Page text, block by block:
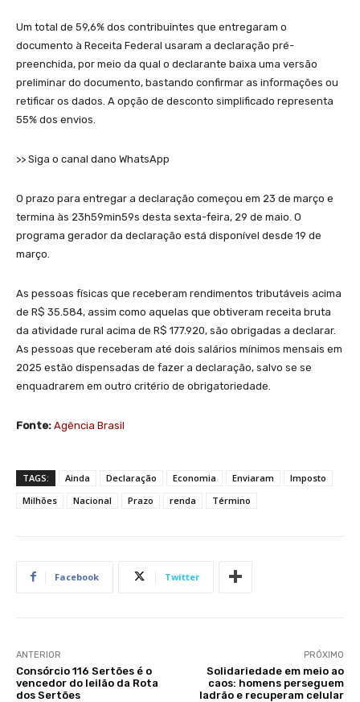
Um total de 59,6% dos contribuintes que entregaram o
documento à Receita Federal usaram a declaração pré-
preenchida, por meio da qual o declarante baixa uma versão
preliminar do documento, bastando confirmar as informações ou
retificar os dados. A opção de desconto simplificado representa
55% dos envios.
>> Siga o canal dano WhatsApp
O prazo para entregar a declaração começou em 23 de março e
termina às 23h59min59s desta sexta-feira, 29 de maio. O
programa gerador da declaração está disponível desde 19 de
março.
As pessoas físicas que receberam rendimentos tributáveis acima
de R$ 35.584, assim como aquelas que obtiveram receita bruta
da atividade rural acima de R$ 177.920, são obrigadas a declarar.
As pessoas que receberam até dois salários mínimos mensais em
2025 estão dispensadas de fazer a declaração, salvo se se
enquadrarem em outro critério de obrigatoriedade.
Fonte: Agência Brasil
TAGS: Ainda Declaração Economia Enviaram
Imposto
Milhões
Nacional Prazo renda Término
Facebook Twitter
ANTERIOR
Consórcio 116 Sertões é o
vencedor do leilão da Rota
dos Sertões
PRÓXIMO
Solidariedade em meio ao
caos: homens perseguem
ladrão e recuperam celular